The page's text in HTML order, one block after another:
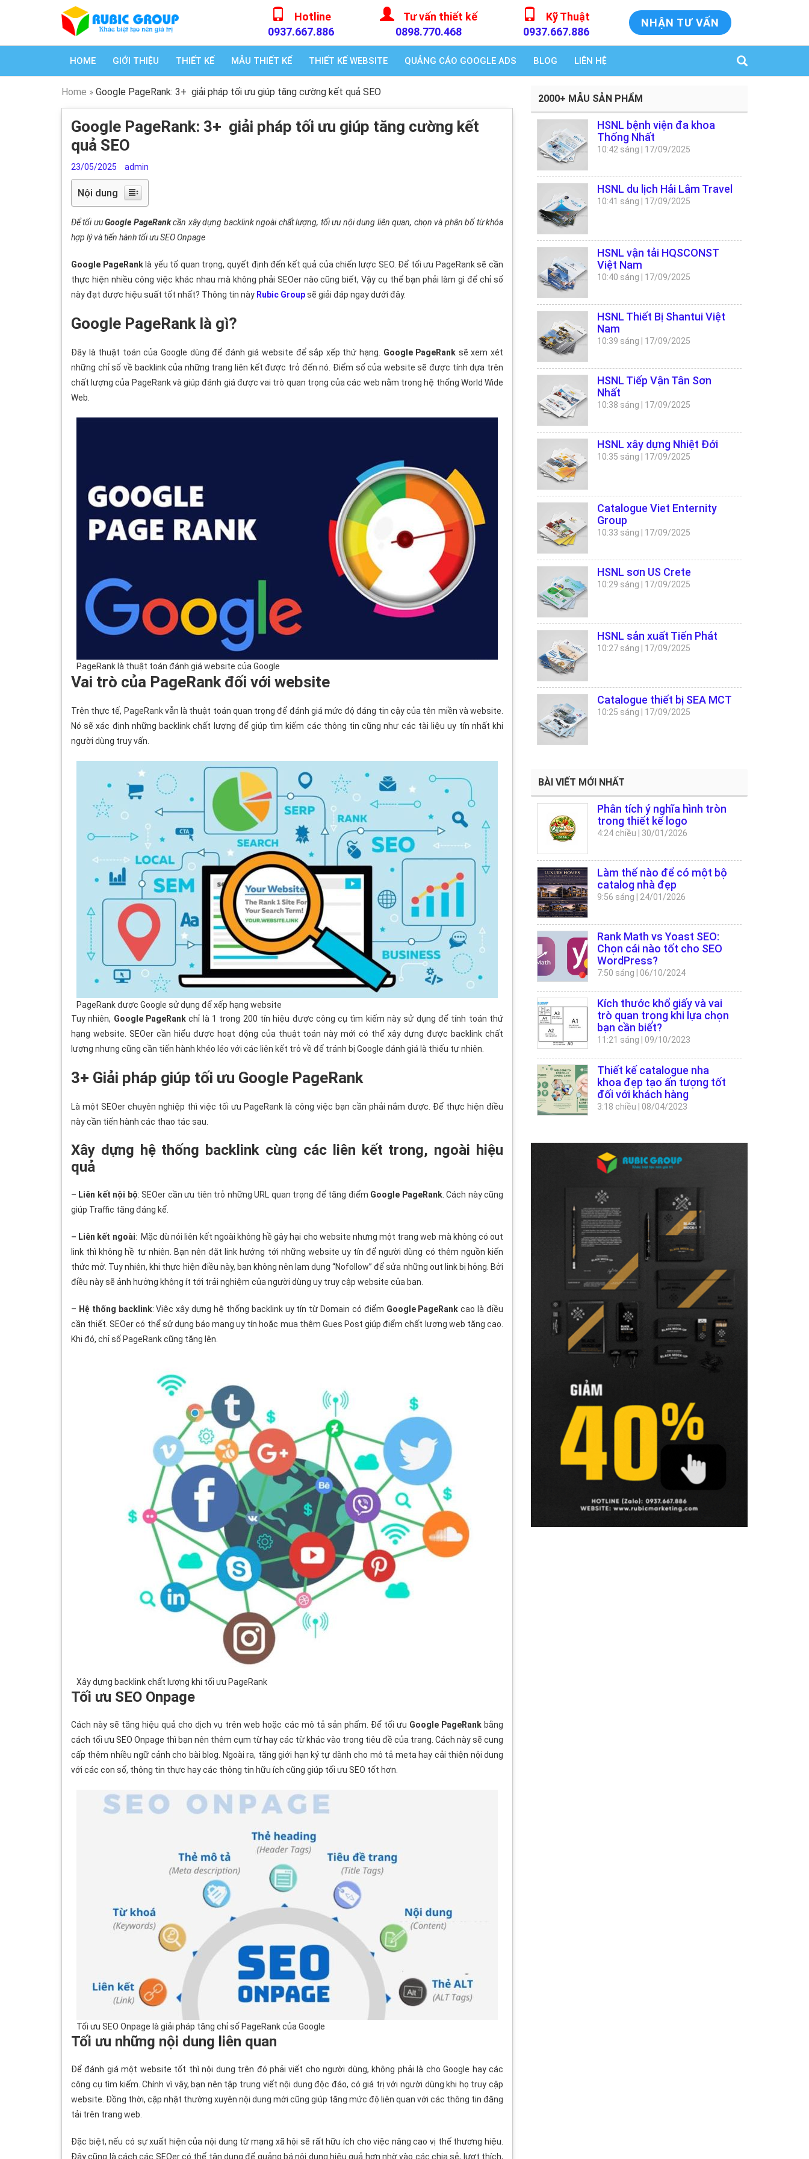
Hotline
0937.667.886
Tư vấn thiết kế
0898.770.468
Kỹ Thuật
0937.667.886
NHẬN TƯ VẤN
HOME GIỚI THIỆU THIẾT KẾ MẪU THIẾT KẾ THIẾT KẾ WEBSITE QUẢNG CÁO GOOGLE ADS BLOG LIÊN HỆ
Home » Google PageRank: 3+ giải pháp tối ưu giúp tăng cường kết quả SEO
Google PageRank: 3+ giải pháp tối ưu giúp tăng cường kết
quả SEO
23/05/2025 admin
Nội dung
Để tối ưuGoogle PageRankcần xây dựng backlink ngoài chất lượng, tối ưu nội dung liên quan, chọn và phân bố từ khóa
hợp lý và tiến hành tối ưu SEO Onpage
Google PageRanklà yếu tố quan trọng, quyết định đến kết quả của chiến lược SEO. Để tối ưu PageRank sẽ cần
thực hiện nhiều công việc khác nhau mà không phải SEOer nào cũng biết, Vậy cụ thể bạn phải làm gì để chỉ số
này đạt được hiệu suất tốt nhất? Thông tin này Rubic Groupsẽ giải đáp ngay dưới đây.
Google PageRank là gì?
Đây là thuật toán của Google dùng để đánh giá website để sắp xếp thứ hạng. Google PageRank sẽ xem xét
những chỉ số về backlink của những trang liên kết được trỏ đến nó. Điểm số của website sẽ được tính dựa trên
chất lượng của PageRank và giúp đánh giá được vai trò quan trọng của các web nằm trong hệ thống World Wide
Web.
PageRank là thuật toán đánh giá website của Google
Vai trò của PageRank đối với website
Trên thực tế, PageRank vẫn là thuật toán quan trọng để đánh giá mức độ đáng tin cậy của tên miền và website.
Nó sẽ xác định những backlink chất lượng để giúp tìm kiếm các thông tin cũng như các tài liệu uy tín nhất khi
người dùng truy vấn.
PageRank được Google sử dụng để xếp hạng website
Tuy nhiên, Google PageRankchỉ là 1 trong 200 tín hiệu được công cụ tìm kiếm này sử dụng để tính toán thứ
hạng website. SEOer cần hiểu được hoạt động của thuật toán này mới có thể xây dựng được backlink chất
lượng nhưng cũng cần tiến hành khéo léo với các liên kết trỏ về để tránh bị Google đánh giá là thiếu tự nhiên.
3+ Giải pháp giúp tối ưu Google PageRank
Là một SEOer chuyên nghiệp thì việc tối ưu PageRank là công việc bạn cần phải nắm được. Để thực hiện điều
này cần tiến hành các thao tác sau.
Xây dựng hệ thống backlink cùng các liên kết trong, ngoài hiệu
quả
– Liên kết nội bộ: SEOer cần ưu tiên trỏ những URL quan trọng để tăng điểm Google PageRank. Cách này cũng
giúp Traffic tăng đáng kể.
– Liên kết ngoài: Mặc dù nói liên kết ngoài không hề gây hại cho website nhưng một trang web mà không có out
link thì không hề tự nhiên. Bạn nên đặt link hướng tới những website uy tín để người dùng có thêm nguồn kiến
thức mở. Tuy nhiên, khi thực hiện điều này, bạn không nên lạm dụng “Nofollow” để sửa những out link bị hỏng. Bởi
điều này sẽ ảnh hưởng không ít tới trải nghiệm của người dùng uy truy cập website của bạn.
– Hệ thống backlink: Việc xây dựng hệ thống backlink uy tín từ Domain có điểm Google PageRankcao là điều
cần thiết. SEOer có thể sử dụng báo mạng uy tín hoặc mua thêm Gues Post giúp điểm chất lượng web tăng cao.
Khi đó, chỉ số PageRankcũng tăng lên.
Xây dựng backlink chất lượng khi tối ưu PageRank
Tối ưu SEO Onpage
Cách này sẽ tăng hiệu quả cho dịch vụ trên web hoặc các mô tả sản phẩm. Để tối ưu Google PageRankbằng
cách tối ưu SEO Onpage thì bạn nên thêm cụm từ hay các từ khác vào trong tiêu đề của trang. Cách này sẽ cung
cấp thêm nhiều ngữ cảnh cho bài blog. Ngoài ra, tăng giới hạn ký tự dành cho mô tả meta hay cải thiện nội dung
với các con số, thông tin thực hay các thông tin hữu ích cũng giúp tối ưu SEO tốt hơn.
Tối ưu SEO Onpage là giải pháp tăng chỉ số PageRank của Google
Tối ưu những nội dung liên quan
Để đánh giá một website tốt thì nội dung trên đó phải viết cho người dùng, không phải là cho Google hay các
công cụ tìm kiếm. Chính vì vậy, bạn nên tập trung viết nội dung độc đáo, có giá trị với người dùng khi họ truy cập
website. Đồng thời, cập nhật thường xuyên nội dung mới cũng giúp tăng mức độ liên quan với các thông tin đăng
tải trên trang web.
Đặc biệt, nếu có sự xuất hiện của nội dung từ mạng xã hội sẽ rất hữu ích cho việc nâng cao vị thế thương hiệu.
Đây cũng là cách các SEOer có thể tận dụng để quảng bá nội dung hiệu quả hơn nhờ vào các chia sẻ, lượt thích,
2000+ MẪU SẢN PHẨM
HSNL bệnh viện đa khoa
Thống Nhất
10:42 sáng 17/09/2025
HSNL du lịch Hải Lâm Travel
10:41 sáng 17/09/2025
HSNL vận tải HQSCONST
Việt Nam
10:40 sáng 17/09/2025
HSNL Thiết Bị Shantui Việt
Nam
10:39 sáng 17/09/2025
HSNL Tiếp Vận Tân Sơn
Nhất
10:38 sáng 17/09/2025
HSNL xây dựng Nhiệt Đới
10:35 sáng 17/09/2025
Catalogue Viet Enternity
Group
10:33 sáng 17/09/2025
HSNL sơn US Crete
10:29 sáng 17/09/2025
HSNL sản xuất Tiến Phát
10:27 sáng 17/09/2025
Catalogue thiết bị SEA MCT
10:25 sáng 17/09/2025
BÀI VIẾT MỚI NHẤT
Phân tích ý nghĩa hình tròn
trong thiết kế logo
4:24 chiều 30/01/2026
Làm thế nào để có một bộ
catalog nhà đẹp
9:56 sáng 24/01/2026
Rank Math vs Yoast SEO:
Chọn cái nào tốt cho SEO
WordPress?
7:50 sáng 06/10/2024
Kích thước khổ giấy và vai
trò quan trọng khi lựa chọn
bạn cần biết?
11:21 sáng 09/10/2023
Thiết kế catalogue nha
khoa đẹp tạo ấn tượng tốt
đối với khách hàng
3:18 chiều 08/04/2023